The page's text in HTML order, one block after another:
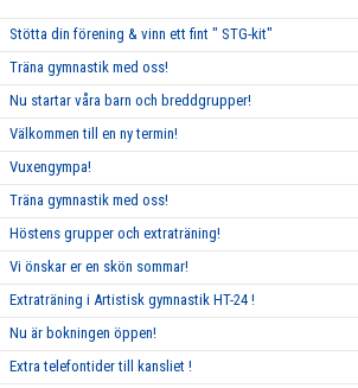
Stötta din förening & vinn ett fint " STG-kit"
Träna gymnastik med oss!
Nu startar våra barn och breddgrupper!
Välkommen till en ny termin!
Vuxengympa!
Träna gymnastik med oss!
Höstens grupper och extraträning!
Vi önskar er en skön sommar!
Extraträning i Artistisk gymnastik HT-24 !
Nu är bokningen öppen!
Extra telefontider till kansliet !